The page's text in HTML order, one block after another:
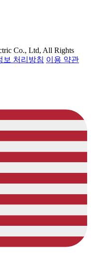
Co., Ltd, All Rights
보 처리방침 이용 약관